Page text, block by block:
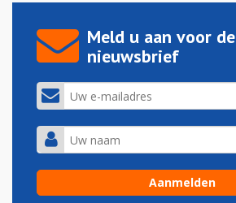
Meld u aan voor de
nieuwsbrief